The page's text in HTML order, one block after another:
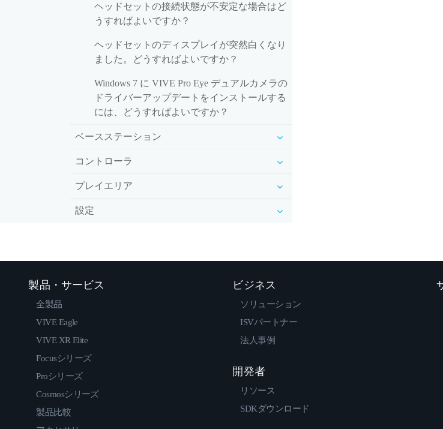
ヘッドセットの接続状態が不安定な場合はど
うすればよいですか？
ヘッドセットのディスプレイが突然白くなり
ました。どうすればよいですか？
Windows 7 に VIVE Pro Eye デュアルカメラの
ドライバーアップデートをインストールする
には、どうすればよいですか？
ベースステーション
コントローラ
プレイエリア
設定
製品・サービス
全製品
VIVE Eagle
VIVE XR Elite
Focusシリーズ
Proシリーズ
Cosmosシリーズ
製品比較
ビジネス
ソリューション
ISVパートナー
法人事例
開発者
リソース
SDKダウンロード